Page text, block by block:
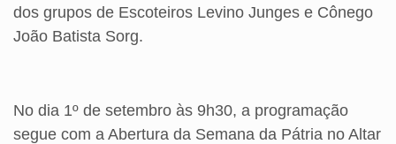
dos grupos de Escoteiros Levino Junges e Cônego
João Batista Sorg.
No dia 1º de setembro às 9h30, a programação
segue com a Abertura da Semana da Pátria no Altar